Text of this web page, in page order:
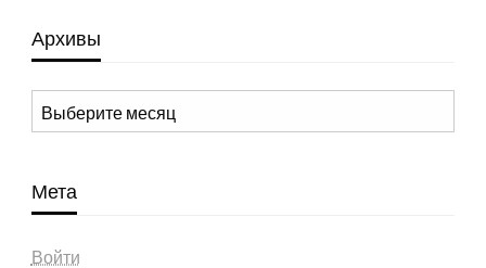
Архивы
Архивы
Мета
Войти